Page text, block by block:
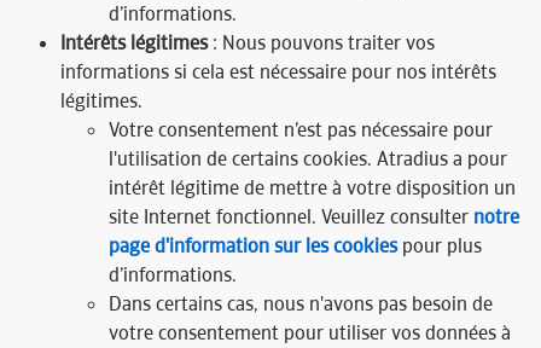
d’informations.
Intérêts légitimes: Nous pouvons traiter vos
informations si cela est nécessaire pour nos intérêts
légitimes.
Votre consentement n’est pas nécessaire pour
l'utilisation de certains cookies. Atradius a pour
intérêt légitime de mettre à votre disposition un
site Internet fonctionnel. Veuillez consulter notre
page d'information sur les cookiespour plus
d’informations.
Dans certains cas, nous n'avons pas besoin de
votre consentement pour utiliser vos données à